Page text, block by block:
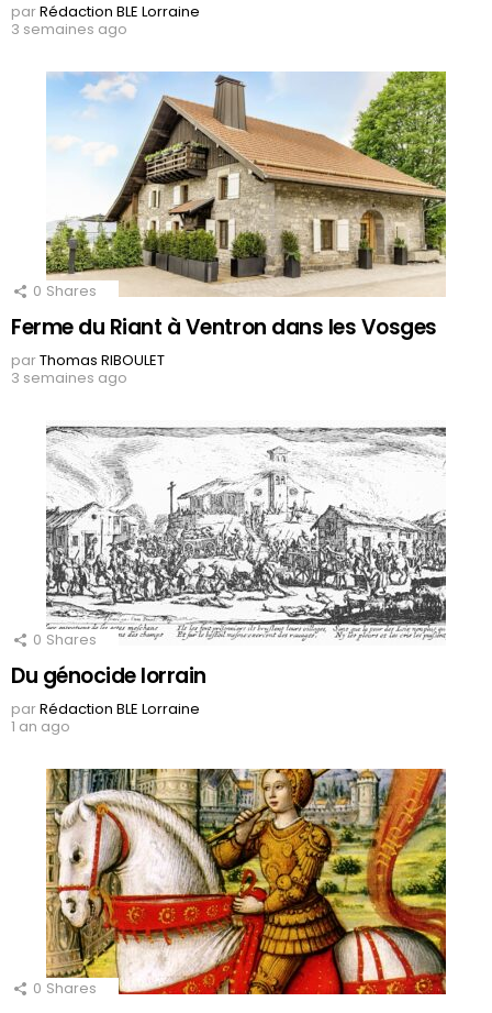
parRédaction BLE Lorraine
3 semaines ago
0 Shares
Ferme du Riant à Ventron dans les Vosges
parThomas RIBOULET
3 semaines ago
0 Shares
Du génocide lorrain
parRédaction BLE Lorraine
1 an ago
0 Shares